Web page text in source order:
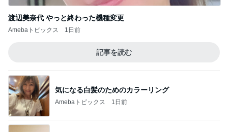
渡辺美奈代 やっと終わった機種変更
Amebaトピックス 1日前
記事を読む
気になる白髪のためのカラーリング
Amebaトピックス 1日前